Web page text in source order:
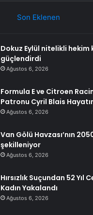
Son Eklenen
Dokuz Eylül nitelikli hekim
güçlendirdi
Ağustos 6, 2026
Formula E ve Citroen
Patronu Cyril Blais
Ağustos 6, 2026
Van Gölü Havzası’nın
şekilleniyor
Ağustos 6, 2026
Hırsızlık Suçundan 52 Yıl
Kadın Yakalandı
Ağustos 6, 2026